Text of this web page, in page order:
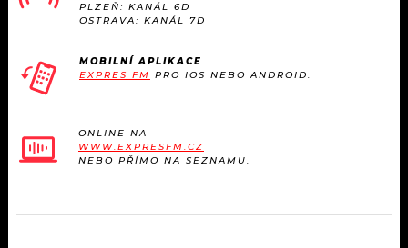
KVÍZY
TRENDY
KULTURA
PLAYLIST
JAK NALADIT
PLZEŇ: KANÁL 6D
OSTRAVA: KANÁL 7D
MOBILNÍ APLIKACE
EXPRES FM PRO IOS NEBO ANDROID.
ONLINE NA
WWW.EXPRESFM.CZ
NEBO PŘÍMO NA SEZNAMU.